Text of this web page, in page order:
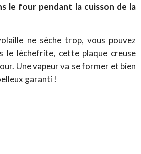
le four pendant la cuisson de la
ne sèche trop, vous pouvez
le lèchefrite, cette plaque creuse
Une vapeur va se former et bien
garanti !